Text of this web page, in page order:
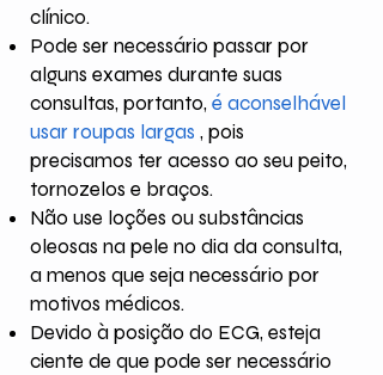
clínico.
Pode ser necessário passar por
alguns exames durante suas
consultas, portanto,é aconselhável
usar roupas largas , pois
precisamos ter acesso ao seu peito,
tornozelos e braços.
Não use loções ou substâncias
oleosas na pele no dia da consulta,
a menos que seja necessário por
motivos médicos.
Devido à posição do ECG, esteja
ciente de que pode ser necessário